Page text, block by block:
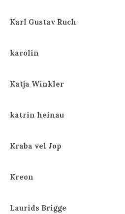
Karl Gustav Ruch
karolin
Katja Winkler
katrin heinau
Kraba vel Jop
Kreon
Laurids Brigge